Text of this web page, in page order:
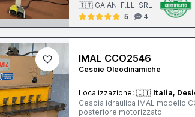
🇮🇹 GAIANI F.LLI SRL
5
4
IMAL CCO2546
Cesoie Oleodinamiche
Localizzazione: 🇮🇹 Italia,
Cesoia idraulica IMAL modello
posteriore motorizzato